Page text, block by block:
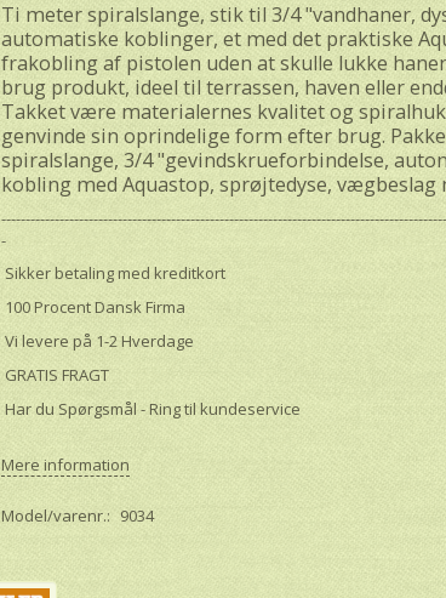
Ti meter spiralslange, stik til 3/4 "vandhaner,
automatiske koblinger, et med det praktiske
frakobling af pistolen uden at skulle lukke
brug produkt, ideel til terrassen, haven eller
Takket være materialernes kvalitet og
genvinde sin oprindelige form efter brug.
spiralslange, 3/4 "gevindskrueforbindelse,
kobling med Aquastop, sprøjtedyse,
-
Sikker betaling med kreditkort
100 Procent Dansk Firma
Vi levere på 1-2 Hverdage
GRATIS FRAGT
Har du Spørgsmål - Ring til kundeservice
Mere information
Model/varenr.: 9034